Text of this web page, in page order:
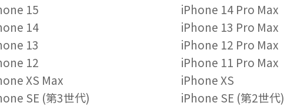
15
iPhone 14 Pro Max
14
iPhone 13 Pro Max
13
iPhone 12 Pro Max
12
iPhone 11 Pro Max
XS Max
iPhone XS
SE (第3世代)
iPhone SE (第2世代)